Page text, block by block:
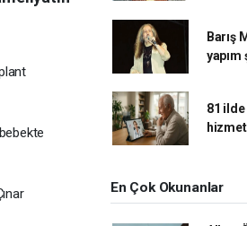
Barış
yapım
81
En Çok Okunanlar